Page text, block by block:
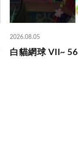
2026.08.05
白貓網球 VII~ 56